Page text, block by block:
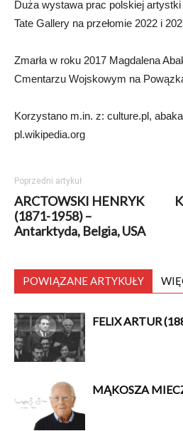
Duża wystawa prac polskiej
Tate Gallery na przełomie 2022 i
Zmarła w roku 2017 Magdalena
Cmentarzu Wojskowym na
Korzystano m.in. z: culture.pl,
pl.wikipedia.org
Poprzedni artykuł
ARCTOWSKI HENRYK
(1871-1958) –
Antarktyda, Belgia, USA
POWIĄZANE ARTYKUŁY
FELIX ARTUR
MĄKOSZA